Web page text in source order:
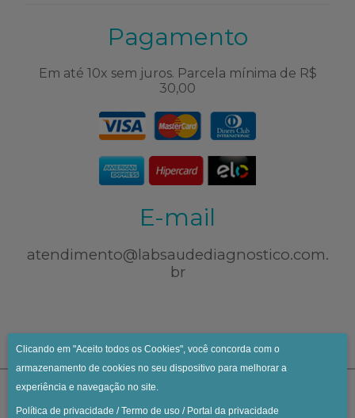
Pagamento
Em até 10x sem juros. Parcela mínima de R$
30,00
E-mail
atendimento@labsaudediagnostico.com.
br
Clicando em "Aceito todos os Cookies", você concorda com o
armazenamento de cookies no seu dispositivo para melhorar a
experiência e navegação no site.
Política de privacidade /Termo de uso / Portal da privacidade